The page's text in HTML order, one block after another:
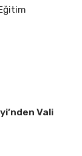
Vali